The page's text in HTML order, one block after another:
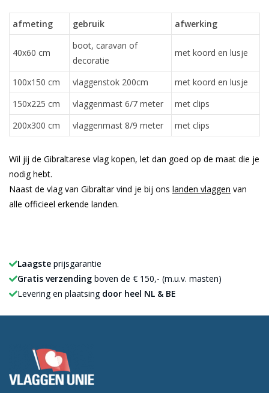
afmeting gebruik afwerking
40x60 cm
boot, caravan of
decoratie
met koord en lusje
100x150 cm vlaggenstok 200cm
met koord en lusje
150x225 cm
vlaggenmast 6/7 meter
met clips
200x300 cm
vlaggenmast 8/9 meter met clips
Wil jij de Gibraltarese vlag kopen, let dan goed op de maat die je
nodig hebt.
Naast de vlag van Gibraltar vind je bij ons landen vlaggen van
alle officieel erkende landen.
Laagste prijsgarantie
Gratis verzending boven de € 150,- (m.u.v. masten)
Levering en plaatsing door heel NL & BE